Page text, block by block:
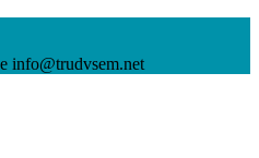
info@trudvsem.net